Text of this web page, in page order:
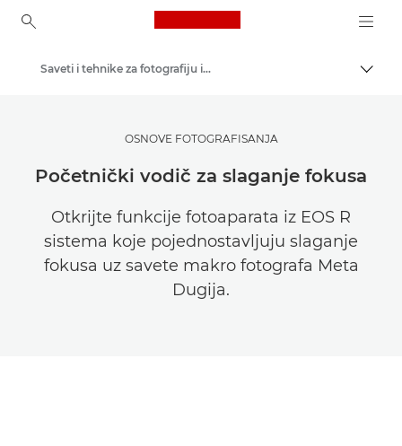
Canon Logo, back to
Pronađite inspiraciju | Saveti za fotografisanje / štampanje i vodiči za kupce
Saveti i tehnike za fotografiju i štampanje
OSNOVE FOTOGRAFISANJA
Početnički vodič za slaganje fokusa
Otkrijte funkcije fotoaparata iz EOS R
sistema koje pojednostavljuju slaganje
fokusa uz savete makro fotografa Meta
Dugija.